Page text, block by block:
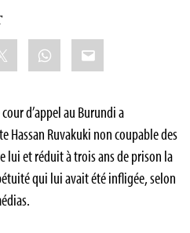
WhatsApp
Email
d’appel au Burundi a
Hassan Ruvakuki non coupable des
lui et réduit à trois ans de prison la
qui lui avait été infligée, selon